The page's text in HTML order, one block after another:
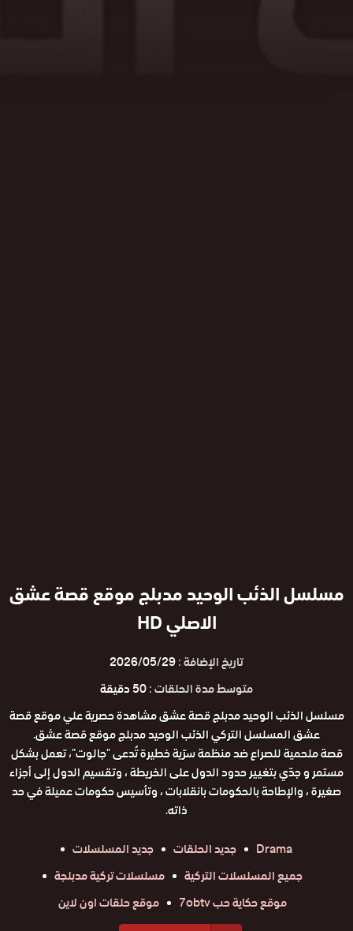
مسلسل الذئب الوحيد مدبلج موقع قصة عشق
الاصلي HD
تاريخ الإضافة :2026/05/29
متوسط مدة الحلقات :50 دقيقة
مسلسل الذئب الوحيد مدبلج قصة عشق مشاهدة حصرية علي موقع قصة
عشق المسلسل التركي الذئب الوحيد مدبلج موقع قصة عشق.
قصة ملحمية للصراع ضد منظمة سرّية خطيرة تُدعى "جالوت"، تعمل بشكل
مستمر و جدّي بتغيير حدود الدول على الخريطة ، وتقسيم الدول إلى أجزاء
صغيرة ، والإطاحة بالحكومات بانقلابات ، وتأسيس حكومات عميلة في حد
ذاته.
Drama
جديد الحلقات
جديد المسلسلات
جميع المسلسلات التركية
مسلسلات تركية مدبلجة
موقع حكاية حب 7obtv
موقع حلقات اون لاين